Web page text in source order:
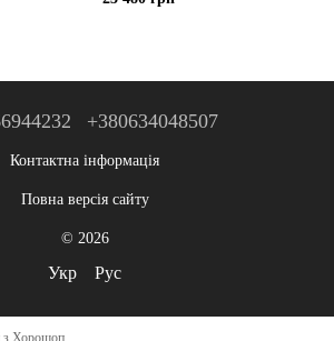
+380634048507
Контактна інформація
Повна версія сайту
© 2026
Укр Рус
з Хорошоп